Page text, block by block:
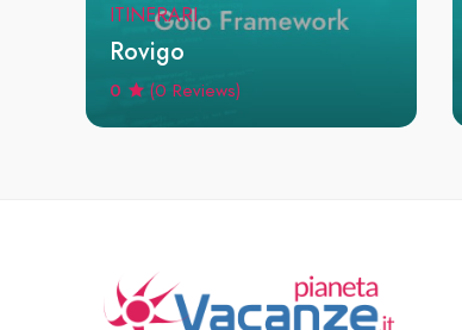
ITINERARI
Rovigo
0 (0 Reviews)